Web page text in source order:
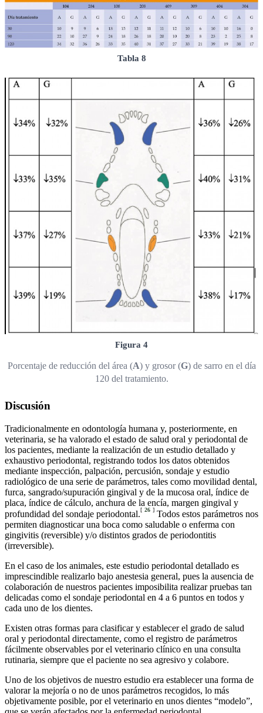
Tabla 8
Figura 4
Porcentaje de reducción del área (A) y grosor (G) de sarro en el día
120 del tratamiento.
Discusión
Tradicionalmente en odontología humana y, posteriormente, en
veterinaria, se ha valorado el estado de salud oral y periodontal de
los pacientes, mediante la realización de un estudio detallado y
exhaustivo periodontal, registrando todos los datos obtenidos
mediante inspección, palpación, percusión, sondaje y estudio
radiológico de una serie de parámetros, tales como movilidad dental,
furca, sangrado/supuración gingival y de la mucosa oral, índice de
placa, índice de cálculo, anchura de la encía, margen gingival y
profundidad del sondaje periodontal.[ 26 ] Todos estos parámetros nos
permiten diagnosticar una boca como saludable o enferma con
gingivitis (reversible) y/o distintos grados de periodontitis
(irreversible).
En el caso de los animales, este estudio periodontal detallado es
imprescindible realizarlo bajo anestesia general, pues la ausencia de
colaboración de nuestros pacientes imposibilita realizar pruebas tan
delicadas como el sondaje periodontal en 4 a 6 puntos en todos y
cada uno de los dientes.
Existen otras formas para clasificar y establecer el grado de salud
oral y periodontal directamente, como el registro de parámetros
fácilmente observables por el veterinario clínico en una consulta
rutinaria, siempre que el paciente no sea agresivo y colabore.
Uno de los objetivos de nuestro estudio era establecer una forma de
valorar la mejoría o no de unos parámetros recogidos, lo más
objetivamente posible, por el veterinario en unos dientes “modelo”,